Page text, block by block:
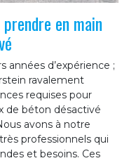
en main
années d’expérience ;
ravalement
requises pour
de béton désactivé
avons à notre
professionnels qui
et besoins. Ces